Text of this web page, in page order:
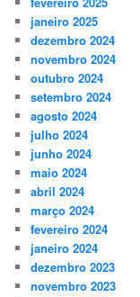
janeiro 2025
dezembro 2024
novembro 2024
outubro 2024
setembro 2024
agosto 2024
julho 2024
junho 2024
maio 2024
abril 2024
março 2024
fevereiro 2024
janeiro 2024
dezembro 2023
novembro 2023